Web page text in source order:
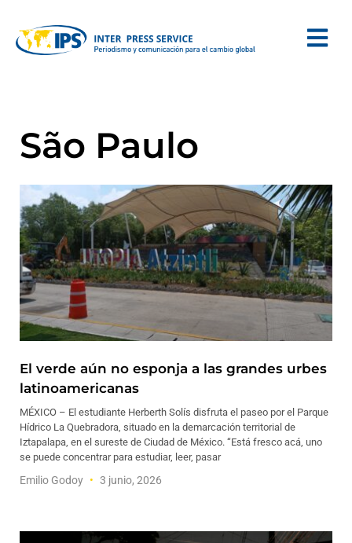
São Paulo
El verde aún no esponja a las grandes urbes
latinoamericanas
MÉXICO – El estudiante Herberth Solís disfruta el paseo por el Parque
Hídrico La Quebradora, situado en la demarcación territorial de
Iztapalapa, en el sureste de Ciudad de México. “Está fresco acá, uno
se puede concentrar para estudiar, leer, pasar
Emilio Godoy 3 junio, 2026